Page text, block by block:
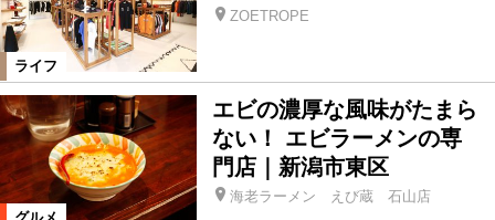
ライフ
ZOETROPE
エビの濃厚な風味がたまら
ない！ エビラーメンの専
門店｜新潟市東区
海老ラーメン えび蔵 石山店